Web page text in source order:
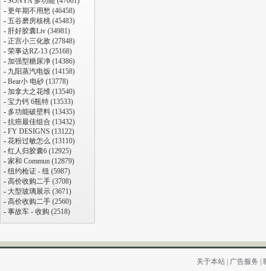
- 更年期不用愁 (46458)
- 五谷磨房核桃 (45483)
- 肝好胶囊Liv (34981)
- 正宫小三化敌 (27848)
- 荣事达RZ-13 (25168)
- 加强型糖尿净 (14386)
- 九阳蒸汽电饭 (14158)
- Bear小 电砂 (13778)
- 加拿大之花维 (13540)
- 宝力钙 6瓶特 (13533)
- 多功能破壁料 (13435)
- 抗癌最佳组合 (13432)
- FY DESIGNS (13122)
- 花粉过敏怎么 (13110)
- 红人归胶囊6 (12925)
- 家和 Commun (12879)
- 纽约枪证 - 纽 (5987)
- 高价收购二手 (3708)
- 大型玻璃展示 (3671)
- 高价收购二手 (2560)
- 事故车 - 收购 (2518)
关于本站| 广告服务